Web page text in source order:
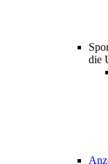
die